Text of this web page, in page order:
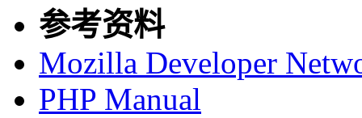
参考资料
Mozilla Developer
PHP Manual